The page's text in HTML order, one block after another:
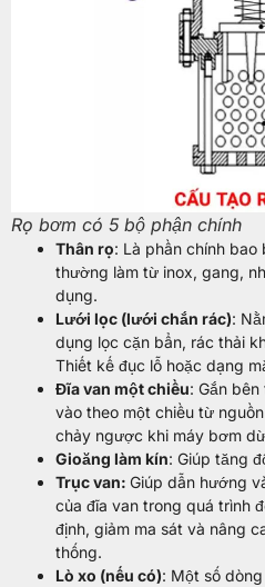
Rọ bơm có 5 bộ phận chính
Thân rọ: Là phần chính
thường làm từ inox, gang,
dụng.
Lưới lọc (lưới chắn rác):
dụng lọc cặn bẩn, rác thải
Thiết kế đục lỗ hoặc dạng
Đĩa van một chiều: Gắn
vào theo một chiều từ
chảy ngược khi máy bơm
Gioăng làm kín: Giúp tăng
Trục van: Giúp dẫn hướng
của đĩa van trong quá trình
định, giảm ma sát và nâng
thống.
Lò xo (nếu có): Một số